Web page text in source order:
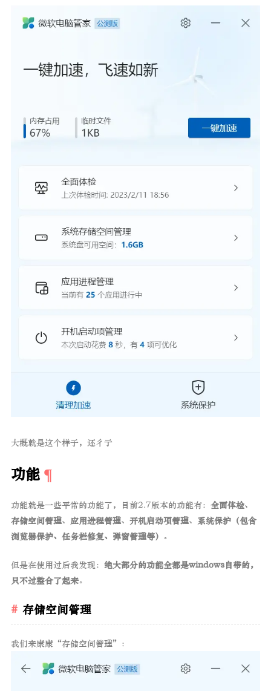
大概就是这个样子，还彳亍
功能
功能就是一些平常的功能了，目前2.7版本的功能有： 全面体检、
存储空间管理、 应用进程管理、 开机启动项管理、 系统保护（包含
浏览器保护、任务栏修复、弹窗管理等） 。
但是在使用过后我发现： 绝大部分的功能全都是windows自带的，
只不过整合了起来。
存储空间管理
我们来康康“存储空间管理”：